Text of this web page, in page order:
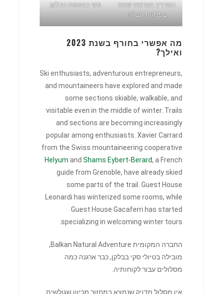
המדריך הצרפתי שמס
בפסגות הבלקן
סקי בפסגות הבלקן
מה אפשרי בחורף בשנת 2023
ואילך?
Ski enthusiasts, adventurous entrepreneurs,
and mountaineers have explored and made
some sections skiable, walkable, and
visitable even in the middle of winter. Trails
and sections are becoming increasingly
popular among enthusiasts. Xavier Carrard
from the Swiss mountaineering cooperative
Helyum and Shams Eybert-Berard, a French
guide from Grenoble, have already skied
some parts of the trail. Guest House
Leonardi has winterized some rooms, while
Guest House Gacaferri has started
specializing in welcoming winter tours.
החברה המקומית Balkan Natural Adventure,
מובילה בטיולי סקי בבלקן, כבר ארגנה כמה
מסלולים עבור לקוחותיה.
אין מסלול מדויק שנמצא במחזור מכיוון שגולשים